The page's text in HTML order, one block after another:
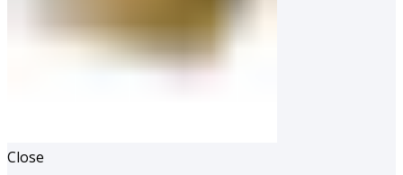
Close